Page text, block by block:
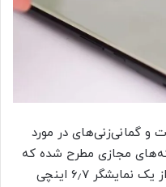
و گمانی‌زنی‌های در مورد
۷ پرو در شبکه‌های مجازی مطرح شده که
بر اساس آن‌ها، گوگل پیکسل ۷ پرو از یک نمایشگر ۶٫۷ اینچی